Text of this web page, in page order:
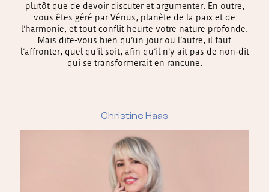
plutôt que de devoir discuter et argumenter. En outre,
vous êtes géré par Vénus, planète de la paix et de
l’harmonie, et tout conflit heurte votre nature profonde.
Mais dite-vous bien qu’un jour ou l’autre, il faut
l’affronter, quel qu’il soit, afin qu’il n’y ait pas de non-dit
qui se transformerait en rancune.
Christine Haas